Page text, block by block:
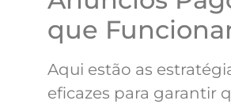
que
Aqui estão as
eficazes para garantir